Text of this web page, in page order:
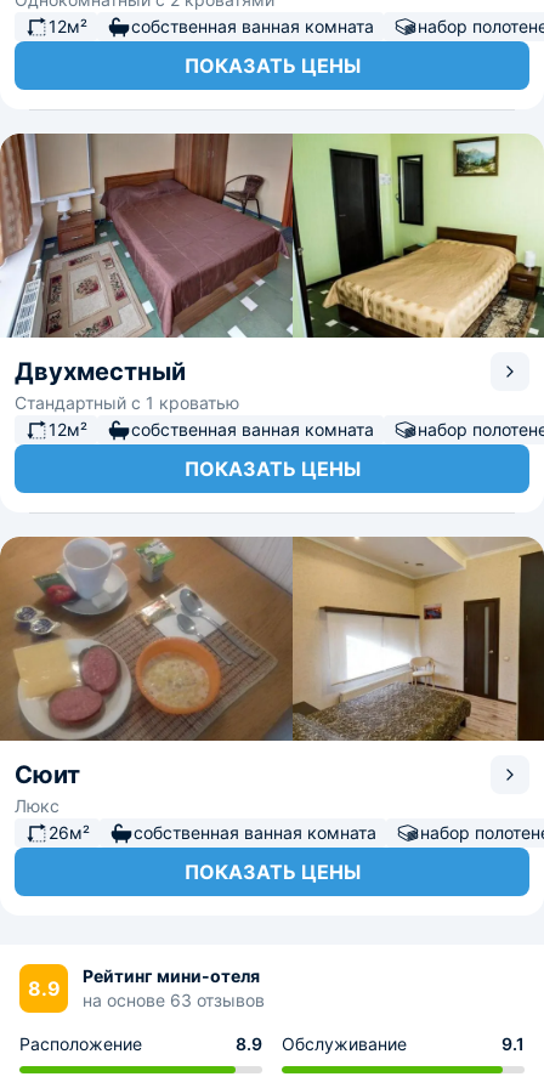
12м²
собственная ванная комната набор
ПОКАЗАТЬ ЦЕНЫ
Двухместный
Стандартный с 1 кроватью
12м²
собственная ванная комната набор
ПОКАЗАТЬ ЦЕНЫ
Сюит
Люкс
26м²
собственная ванная комната набор
ПОКАЗАТЬ ЦЕНЫ
8.9
Рейтинг мини-отеля
на основе 63 отзывов
Расположение 8.9 Обслуживание 9.1